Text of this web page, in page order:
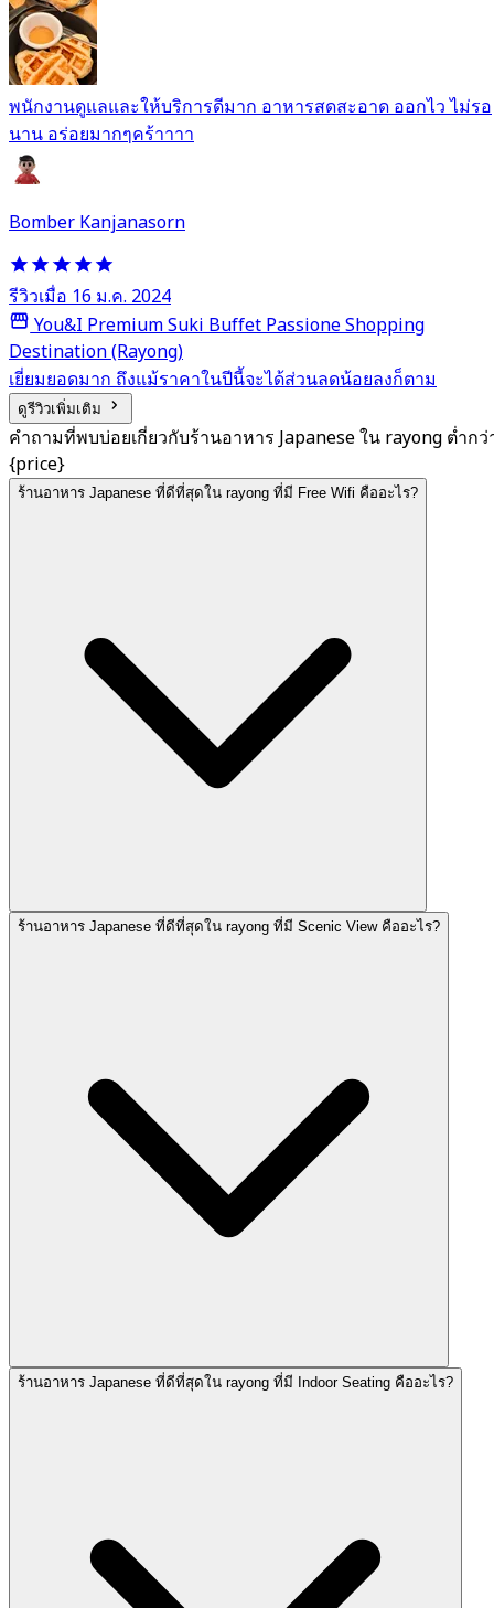
พนักงานดูแลและให้บริการดีมาก อาหารสดสะอาด ออกไว ไม่รอ
นาน อร่อยมากๆคร้าาาา
Bomber Kanjanasorn
รีวิวเมื่อ 16 ม.ค. 2024
You&I Premium Suki Buffet Passione Shopping
Destination (Rayong)
เยี่ยมยอดมาก ถึงแม้ราคาในปีนี้จะได้ส่วนลดน้อยลงก็ตาม
ดูรีวิวเพิ่มเติม
คำถามที่พบบ่อยเกี่ยวกับร้านอาหาร Japanese ใน rayong ต่ำกว่
{price}
ร้านอาหาร Japanese ที่ดีที่สุดใน rayong ที่มี Free Wifi คืออะไร?
ร้านอาหาร Japanese ที่ดีที่สุดใน rayong ที่มี Scenic View คืออะไร?
ร้านอาหาร Japanese ที่ดีที่สุดใน rayong ที่มี Indoor Seating คืออะไร?